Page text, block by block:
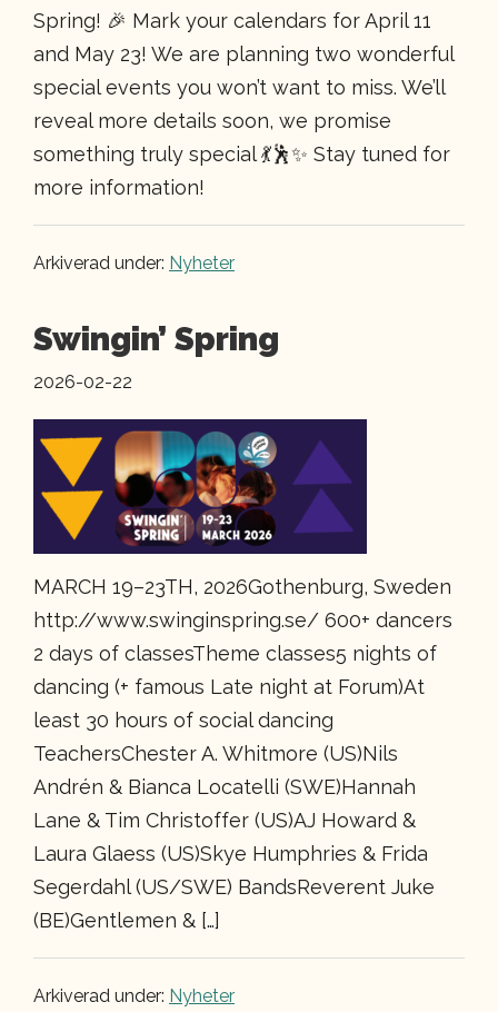
Spring! 🎉 Mark your calendars for April 11
and May 23! We are planning two wonderful
special events you won’t want to miss. We’ll
reveal more details soon, we promise
something truly special 💃🕺✨ Stay tuned for
more information!
Arkiverad under: Nyheter
Swingin’ Spring
2026-02-22
MARCH 19–23TH, 2026Gothenburg, Sweden
http://www.swinginspring.se/ 600+ dancers
2 days of classesTheme classes5 nights of
dancing (+ famous Late night at Forum)At
least 30 hours of social dancing
TeachersChester A. Whitmore (US)Nils
Andrén & Bianca Locatelli (SWE)Hannah
Lane & Tim Christoffer (US)AJ Howard &
Laura Glaess (US)Skye Humphries & Frida
Segerdahl (US/SWE) BandsReverent Juke
(BE)Gentlemen & […]
Arkiverad under: Nyheter